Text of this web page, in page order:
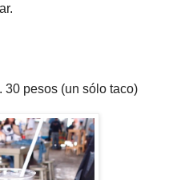
. 30 pesos (un sólo taco)